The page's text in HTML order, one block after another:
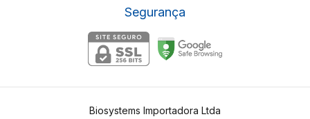
Segurança
Biosystems Importadora Ltda